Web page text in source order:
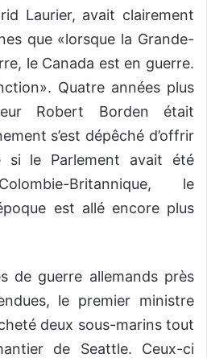
Laurier, avait clairement
que «lorsque la Grande-
le Canada est en guerre.
Quatre années plus
Robert Borden était
s’est dépêché d’offrir
si le Parlement avait été
Britannique, le
est allé encore plus
de guerre allemands près
le premier ministre
deux sous-marins tout
de Seattle. Ceux-ci